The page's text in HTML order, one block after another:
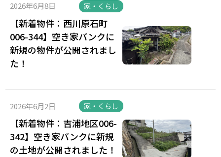
2026年6月8日 家・くらし
【新着物件：西川原石町
006-344】空き家バンクに
新規の物件が公開されまし
た！
2026年6月2日 家・くらし
【新着物件：吉浦地区006-
342】空き家バンクに新規
の土地が公開されました！